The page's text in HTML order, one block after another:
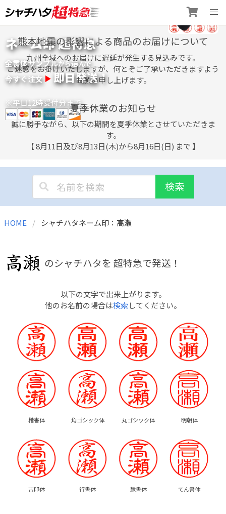
to
content
ネーム印 超特急
全書体サンプルから選んで
今すぐ注文 即日発送！
※平日12時受付分まで
熊本地震の影響による商品のお届けについて
九州全域へのお届けに遅延が発生する見込みです。
ご迷惑をお掛けいたしますが、何とぞご了承いただきますよう
お願い申し上げます。
夏季休業のお知らせ
誠に勝手ながら、以下の期間を夏季休業とさせていただきま
す。
【 8月11日及び8月13日(木)から8月16日(日) まで 】
検索
HOME シャチハタネーム印：高瀬
のシャチハタを 超特急で発送！
以下の文字で出来上がります。
他のお名前の場合は検索してください。
楷書体 角ゴシック体 丸ゴシック体 明朝体
古印体 行書体 隷書体 てん書体